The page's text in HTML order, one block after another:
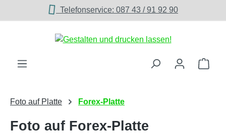
Zum Hauptinhalt springenTelefonservice: 087 43 / 91 92 90
Foto auf Platte Forex-Platte
Foto auf Forex-Platte